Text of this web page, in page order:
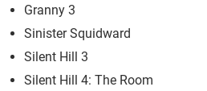
Granny 3
Sinister Squidward
Silent Hill 3
Silent Hill 4: The Room